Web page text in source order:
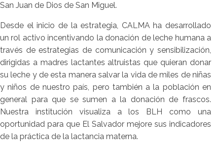
San Juan de Dios de San Miguel.
Desde el inicio de la estrategia, CALMA ha desarrollado
un rol activo incentivando la donación de leche humana a
través de estrategias de comunicación y sensibilización,
dirigidas a madres lactantes altruistas que quieran donar
su leche y de esta manera salvar la vida de miles de niñas
y niños de nuestro país, pero también a la población en
general para que se sumen a la donación de frascos.
Nuestra institución visualiza a los BLH como una
oportunidad para que El Salvador mejore sus indicadores
de la práctica de la lactancia materna.